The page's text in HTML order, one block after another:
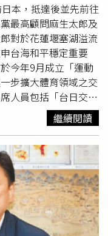
本，抵達後並先前往
最高顧問麻生太郎及
對於花蓮堰塞湖溢流
台海和平穩定重要
今年9月成立「運動
步擴大體育領域之交
人員包括「台日交流
國民黨立委許宇甄、
何欣純、王美惠及郭
正二郎、自民黨青年
接見。麻生太郎先表
湖溢流災情，造成嚴
慰問與關懷。麻生太
，或現任立法院長，
友好關係中扮演舉足
享普世價值，是日本
繼續閱讀